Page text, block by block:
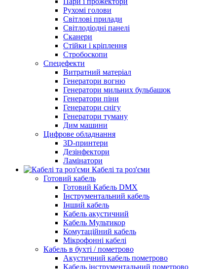
Рухомі голови
Світлові прилади
Світлодіодні панелі
Сканери
Стійки і кріплення
Стробоскопи
Спецефекти
Витратний матеріал
Генератори вогню
Генератори мильних бульбашок
Генератори піни
Генератори снігу
Генератори туману
Дим машини
Цифрове обладнання
3D-принтери
Дезінфектори
Ламінатори
Кабелі та роз'єми
Готовий кабель
Готовий Кабель DMX
Інструментальний кабель
Інший кабель
Кабель акустичний
Кабель Мультикор
Комутаційний кабель
Мікрофонні кабелі
Кабель в бухті / пометрово
Акустичний кабель пометрово
Кабель інструментальний пометрово